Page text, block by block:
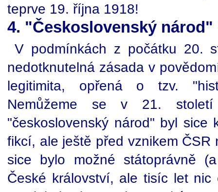
teprve 19. října 1918!
4. "Československý národ"
V podmínkách z počátku 20.
nedotknutelná zásada v
legitimita, opřená o tzv.
Nemůžeme se v 21.
"československý národ" byl sice
fikcí, ale ještě před vznikem ČSR
sice bylo možné státoprávně
České království, ale tisíc let